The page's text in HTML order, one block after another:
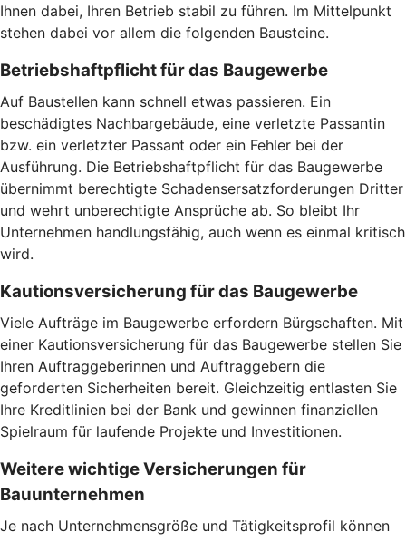
Ihnen dabei, Ihren Betrieb stabil zu führen. Im Mittelpunkt
stehen dabei vor allem die folgenden Bausteine.
Betriebshaftpflicht für das Baugewerbe
Auf Baustellen kann schnell etwas passieren. Ein
beschädigtes Nachbargebäude, eine verletzte Passantin
bzw. ein verletzter Passant oder ein Fehler bei der
Ausführung. Die Betriebshaftpflicht für das Baugewerbe
übernimmt berechtigte Schadensersatzforderungen Dritter
und wehrt unberechtigte Ansprüche ab. So bleibt Ihr
Unternehmen handlungsfähig, auch wenn es einmal kritisch
wird.
Kautionsversicherung für das Baugewerbe
Viele Aufträge im Baugewerbe erfordern Bürgschaften. Mit
einer Kautionsversicherung für das Baugewerbe stellen Sie
Ihren Auftraggeberinnen und Auftraggebern die
geforderten Sicherheiten bereit. Gleichzeitig entlasten Sie
Ihre Kreditlinien bei der Bank und gewinnen finanziellen
Spielraum für laufende Projekte und Investitionen.
Weitere wichtige Versicherungen für
Bauunternehmen
Je nach Unternehmensgröße und Tätigkeitsprofil können